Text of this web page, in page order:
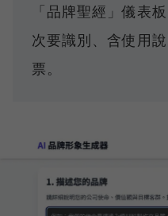
「品牌聖經」儀表
次要識別、含使用
票。